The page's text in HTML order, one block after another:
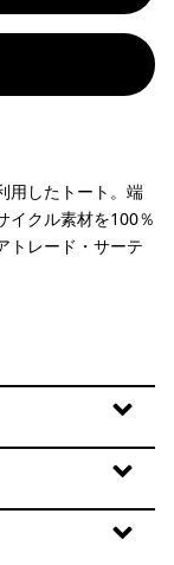
用したトート。端
イクル素材を100％
トレード・サーテ